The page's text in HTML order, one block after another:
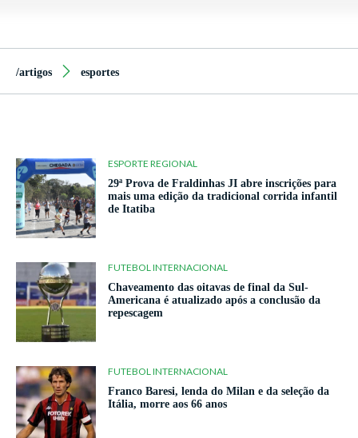
/artigos esportes
ESPORTE REGIONAL
29ª Prova de Fraldinhas JI abre inscrições para
mais uma edição da tradicional corrida infantil
de Itatiba
FUTEBOL INTERNACIONAL
Chaveamento das oitavas de final da Sul-
Americana é atualizado após a conclusão da
repescagem
FUTEBOL INTERNACIONAL
Franco Baresi, lenda do Milan e da seleção da
Itália, morre aos 66 anos